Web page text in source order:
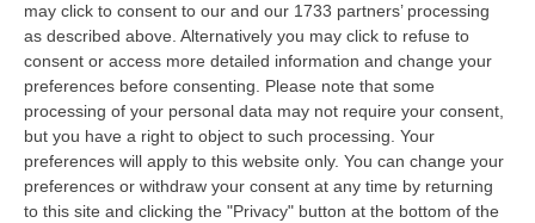
may click to consent to our and our 1733 partners’ processing
as described above. Alternatively you may click to refuse to
consent or access more detailed information and change your
preferences before consenting. Please note that some
processing of your personal data may not require your consent,
but you have a right to object to such processing. Your
preferences will apply to this website only. You can change your
preferences or withdraw your consent at any time by returning
to this site and clicking the "Privacy" button at the bottom of the
“ROMA “La sfida delle grandi città correremo in tutte le grandi città
Milano, Bologna, Roma e Napoli. Ci presenteremo come Futuro
nazionale…
08 Agosto, 22:19
Messina, I “No Ponte” Di Nuovo In Marcia
“MESSINA “Chiediamo che venga chiusa la società Stretto di Messina. La
liquidazione era stata già indicata dal governo Monti nel 2013, e la…